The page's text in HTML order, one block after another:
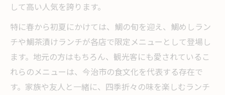
して高い人気を誇ります。
特に春から初夏にかけては、鯛の旬を迎え、鯛めしラン
チや鯛茶漬けランチが各店で限定メニューとして登場し
ます。地元の方はもちろん、観光客にも愛されているこ
れらのメニューは、今治市の食文化を代表する存在で
す。家族や友人と一緒に、四季折々の味を楽しむランチ